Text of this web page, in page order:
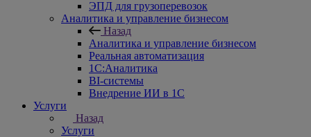
ЭПД для грузоперевозок
Аналитика и управление бизнесом
Назад
Аналитика и управление бизнесом
Реальная автоматизация
1С:Аналитика
BI-системы
Внедрение ИИ в 1С
Услуги
Назад
Услуги